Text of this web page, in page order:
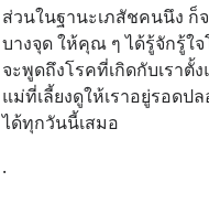
ส่วนในฐานะเภสัชคนนึง ก็
บางจุด ให้คุณ ๆ ได้รู้จักรู้ใ
จะพูดถึงโรคที่เกิดกับเรา
แม่ที่เลี้ยงดูให้เราอยู่รอดป
ได้ทุกวันนี้เสมอ
.